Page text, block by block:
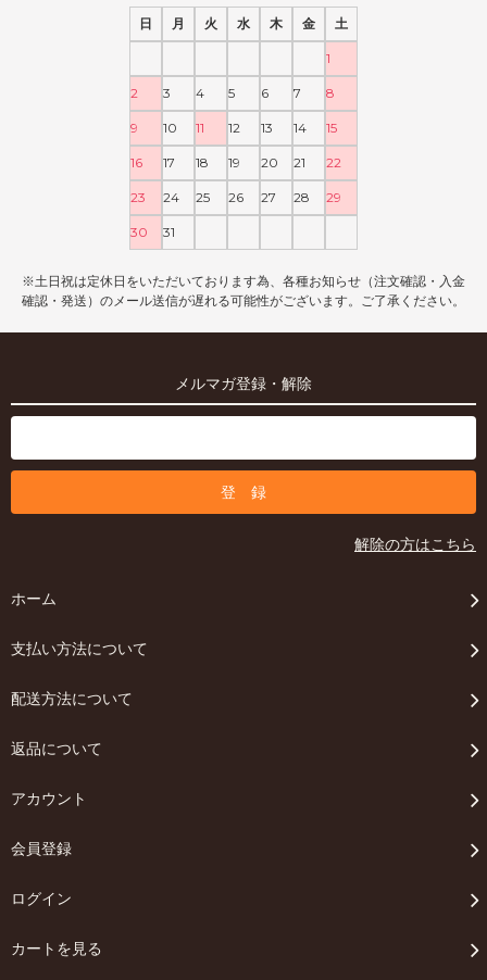
日 月 火 水 木 金 土
1
2 3 4 5 6 7 8
9 10 11 12 13 14 15
16 17 18 19 20 21 22
23 24 25 26 27 28 29
30 31
※土日祝は定休日をいただいております為、各種お知らせ（注文確認・入金
確認・発送）のメール送信が遅れる可能性がございます。ご了承ください。
メルマガ登録・解除
解除の方はこちら
ホーム
支払い方法について
配送方法について
返品について
アカウント
会員登録
ログイン
カートを見る